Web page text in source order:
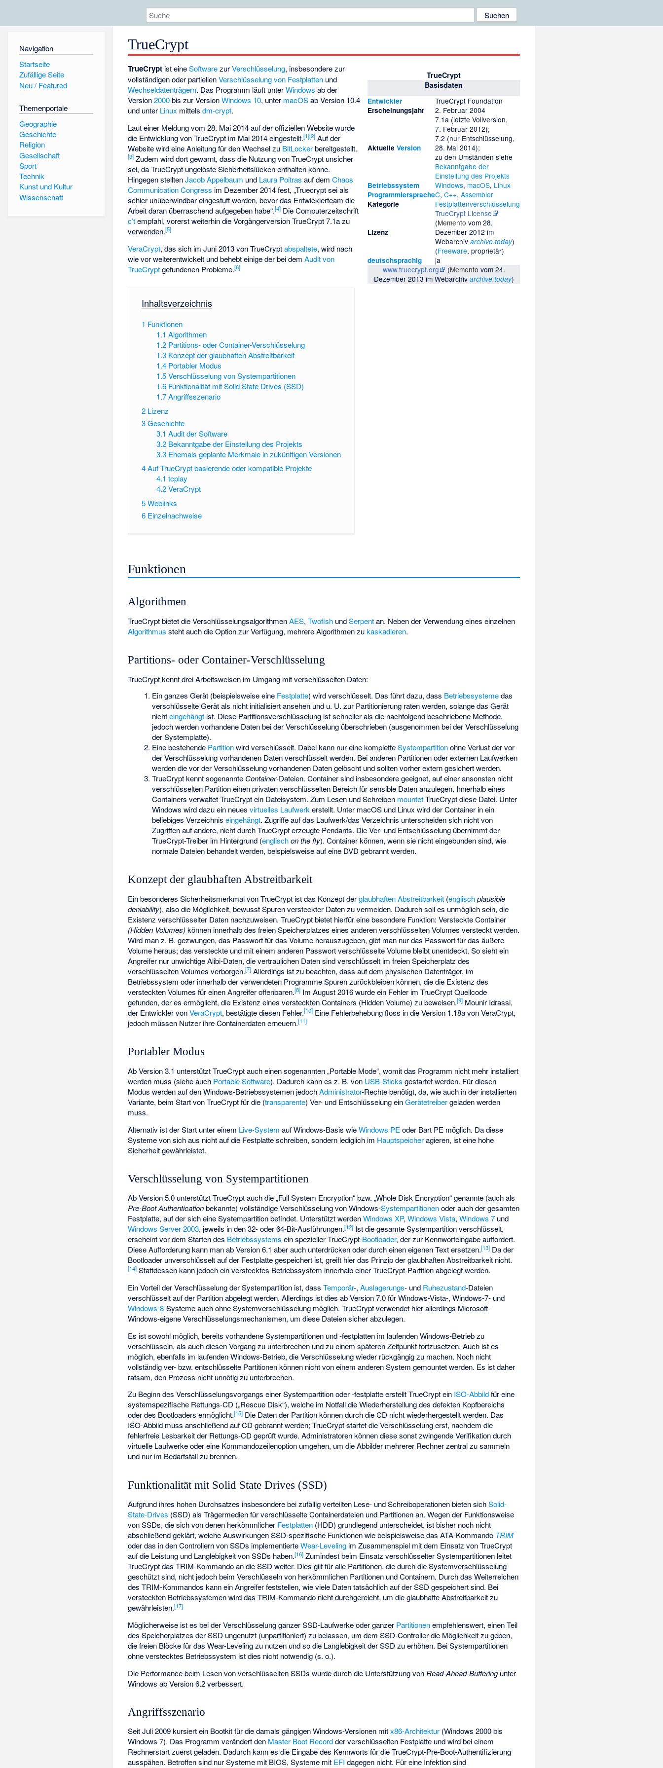
Navigation
Startseite
Zufällige Seite
Neu / Featured
Themenportale
Geographie
Geschichte
Religion
Gesellschaft
Sport
Technik
Kunst und Kultur
Wissenschaft
TrueCrypt
TrueCrypt
Basisdaten
Entwickler TrueCrypt Foundation
Erscheinungsjahr 2. Februar 2004
AktuelleVersion
7.1a (letzte Vollversion,
7. Februar 2012);
7.2 (nur Entschlüsselung,
28. Mai 2014);
zu den Umständen siehe
Bekanntgabe der
Einstellung des Projekts
Betriebssystem Windows, macOS, Linux
ProgrammierspracheC,C++,Assembler
Kategorie Festplattenverschlüsselung
Lizenz
TrueCrypt License
(Memento vom 28.
Dezember 2012 im
Webarchivarchive.today)
(Freeware, proprietär)
deutschsprachig
ja
www.truecrypt.org
(Memento vom 24.
Dezember 2013 im Webarchiv archive.today)
TrueCrypt ist eineSoftwarezurVerschlüsselung, insbesondere zur
vollständigen oder partiellenVerschlüsselung von Festplatten und
Wechseldatenträgern. Das Programm läuft unterWindows ab der
Version2000bis zur VersionWindows 10, unter macOSab Version 10.4
und unter Linux mittelsdm-crypt.
Laut einer Meldung vom 28. Mai 2014 auf der offiziellen Website wurde
die Entwicklung von TrueCrypt im Mai 2014 eingestellt.[1][2] Auf der
Website wird eine Anleitung für den Wechsel zu BitLockerbereitgestellt.
[3] Zudem wird dort gewarnt, dass die Nutzung von TrueCrypt unsicher
sei, da TrueCrypt ungelöste Sicherheitslücken enthalten könne.
Hingegen stelltenJacob Appelbaum und Laura Poitras auf demChaos
Communication Congress im Dezember 2014 fest, „Truecrypt sei als
schier unüberwindbar eingestuft worden, bevor das Entwicklerteam die
Arbeit daran überraschend aufgegeben habe“.[4] Die Computerzeitschrift
c’tempfahl, vorerst weiterhin die Vorgängerversion TrueCrypt 7.1a zu
verwenden.[5]
VeraCrypt, das sich im Juni 2013 von TrueCryptabspaltete, wird nach
wie vor weiterentwickelt und behebt einige der bei demAudit von
TrueCryptgefundenen Probleme.[6]
Inhaltsverzeichnis
1 Funktionen
1.1 Algorithmen
1.2 Partitions- oder Container-Verschlüsselung
1.3 Konzept der glaubhaften Abstreitbarkeit
1.4 Portabler Modus
1.5 Verschlüsselung von Systempartitionen
1.6 Funktionalität mit Solid State Drives (SSD)
1.7 Angriffsszenario
2 Lizenz
3Geschichte
3.1 Audit der Software
3.2 Bekanntgabe der Einstellung des Projekts
3.3 Ehemals geplante Merkmale in zukünftigen Versionen
4Auf TrueCrypt basierende oder kompatible Projekte
4.1 tcplay
4.2 VeraCrypt
5Weblinks
6 Einzelnachweise
Funktionen
Algorithmen
TrueCrypt bietet die VerschlüsselungsalgorithmenAES,Twofish undSerpentan. Neben der Verwendung eines einzelnen
Algorithmus steht auch die Option zur Verfügung, mehrere Algorithmen zukaskadieren.
Partitions- oder Container-Verschlüsselung
TrueCrypt kennt drei Arbeitsweisen im Umgang mit verschlüsselten Daten:
Ein ganzes Gerät (beispielsweise eine Festplatte) wird verschlüsselt. Das führt dazu, dass Betriebssystemedas
verschlüsselte Gerät als nicht initialisiert ansehen und u. U. zur Partitionierung raten werden, solange das Gerät
nichteingehängt ist. Diese Partitionsverschlüsselung ist schneller als die nachfolgend beschriebene Methode,
jedoch werden vorhandene Daten bei der Verschlüsselung überschrieben (ausgenommen bei der Verschlüsselung
der Systemplatte).
Eine bestehende Partitionwird verschlüsselt. Dabei kann nur eine kompletteSystempartitionohne Verlust der vor
der Verschlüsselung vorhandenen Daten verschlüsselt werden. Bei anderen Partitionen oder externen Laufwerken
werden die vor der Verschlüsselung vorhandenen Daten gelöscht und sollten vorher extern gesichert werden.
TrueCrypt kennt sogenannte Container-Dateien. Container sind insbesondere geeignet, auf einer ansonsten nicht
verschlüsselten Partition einen privaten verschlüsselten Bereich für sensible Daten anzulegen. Innerhalb eines
Containers verwaltet TrueCrypt ein Dateisystem. Zum Lesen und Schreiben mountetTrueCrypt diese Datei. Unter
Windows wird dazu ein neues virtuelles Laufwerk erstellt. Unter macOS und Linux wird der Container in ein
beliebiges Verzeichnis eingehängt. Zugriffe auf das Laufwerk/das Verzeichnis unterscheiden sich nicht von
Zugriffen auf andere, nicht durch TrueCrypt erzeugte Pendants. Die Ver- und Entschlüsselung übernimmt der
TrueCrypt-Treiber im Hintergrund (englischon the fly). Container können, wenn sie nicht eingebunden sind, wie
normale Dateien behandelt werden, beispielsweise auf eine DVD gebrannt werden.
Konzept der glaubhaften Abstreitbarkeit
Ein besonderes Sicherheitsmerkmal von TrueCrypt ist das Konzept derglaubhaften Abstreitbarkeit (englisch plausible
deniability), also die Möglichkeit, bewusst Spuren versteckter Daten zu vermeiden. Dadurch soll es unmöglich sein, die
Existenz verschlüsselter Daten nachzuweisen. TrueCrypt bietet hierfür eine besondere Funktion: Versteckte Container
(Hidden Volumes)können innerhalb des freien Speicherplatzes eines anderen verschlüsselten Volumes versteckt werden.
Wird man z. B. gezwungen, das Passwort für das Volume herauszugeben, gibt man nur das Passwort für das äußere
Volume heraus; das versteckte und mit einem anderen Passwort verschlüsselte Volume bleibt unentdeckt. So sieht ein
Angreifer nur unwichtige Alibi-Daten, die vertraulichen Daten sind verschlüsselt im freien Speicherplatz des
verschlüsselten Volumes verborgen.[7] Allerdings ist zu beachten, dass auf dem physischen Datenträger, im
Betriebssystem oder innerhalb der verwendeten Programme Spuren zurückbleiben können, die die Existenz des
versteckten Volumes für einen Angreifer offenbaren.[8] Im August 2016 wurde ein Fehler im TrueCrypt Quellcode
gefunden, der es ermöglicht, die Existenz eines versteckten Containers (Hidden Volume) zu beweisen.[9] Mounir Idrassi,
der Entwickler vonVeraCrypt, bestätigte diesen Fehler.[10] Eine Fehlerbehebung floss in die Version 1.18a von VeraCrypt,
jedoch müssen Nutzer ihre Containerdaten erneuern.[11]
Portabler Modus
Ab Version 3.1 unterstützt TrueCrypt auch einen sogenannten „Portable Mode“, womit das Programm nicht mehr installiert
werden muss (siehe auch Portable Software). Dadurch kann es z. B. von USB-Sticks gestartet werden. Für diesen
Modus werden auf den Windows-Betriebssystemen jedochAdministrator-Rechte benötigt, da, wie auch in der installierten
Variante, beim Start von TrueCrypt für die (transparente) Ver- und Entschlüsselung einGerätetreibergeladen werden
muss.
Alternativ ist der Start unter einem Live-System auf Windows-Basis wieWindows PE oder Bart PE möglich. Da diese
Systeme von sich aus nicht auf die Festplatte schreiben, sondern lediglich im Hauptspeicheragieren, ist eine hohe
Sicherheit gewährleistet.
Verschlüsselung von Systempartitionen
Ab Version 5.0 unterstützt TrueCrypt auch die „Full System Encryption“ bzw. „Whole Disk Encryption“ genannte (auch als
Pre-Boot Authenticationbekannte) vollständige Verschlüsselung von Windows-Systempartitionenoder auch der gesamten
Festplatte, auf der sich eine Systempartition befindet. Unterstützt werdenWindows XP,Windows Vista,Windows 7 und
Windows Server 2003, jeweils in den 32- oder 64-Bit-Ausführungen.[12] Ist die gesamte Systempartition verschlüsselt,
erscheint vor dem Starten des Betriebssystems ein spezieller TrueCrypt-Bootloader, der zur Kennworteingabe auffordert.
Diese Aufforderung kann man ab Version 6.1 aber auch unterdrücken oder durch einen eigenen Text ersetzen.[13] Da der
Bootloader unverschlüsselt auf der Festplatte gespeichert ist, greift hier das Prinzip der glaubhaften Abstreitbarkeit nicht.
[14] Stattdessen kann jedoch ein verstecktes Betriebssystem innerhalb einer TrueCrypt-Partition abgelegt werden.
Ein Vorteil der Verschlüsselung der Systempartition ist, dassTemporär-,Auslagerungs- und Ruhezustand-Dateien
verschlüsselt auf der Partition abgelegt werden. Allerdings ist dies ab Version 7.0 für Windows-Vista-, Windows-7- und
Windows-8-Systeme auch ohne Systemverschlüsselung möglich. TrueCrypt verwendet hier allerdings Microsoft-
Windows-eigene Verschlüsselungsmechanismen, um diese Dateien sicher abzulegen.
Es ist sowohl möglich, bereits vorhandene Systempartitionen und -festplatten im laufenden Windows-Betrieb zu
verschlüsseln, als auch diesen Vorgang zu unterbrechen und zu einem späteren Zeitpunkt fortzusetzen. Auch ist es
möglich, ebenfalls im laufenden Windows-Betrieb, die Verschlüsselung wieder rückgängig zu machen. Noch nicht
vollständig ver- bzw. entschlüsselte Partitionen können nicht von einem anderen System gemountet werden. Es ist daher
ratsam, den Prozess nicht unnötig zu unterbrechen.
Zu Beginn des Verschlüsselungsvorgangs einer Systempartition oder -festplatte erstellt TrueCrypt ein ISO-Abbildfür eine
systemspezifische Rettungs-CD („Rescue Disk“), welche im Notfall die Wiederherstellung des defekten Kopfbereichs
oder des Bootloaders ermöglicht.[15] Die Daten der Partition können durch die CD nicht wiederhergestellt werden. Das
ISO-Abbild muss anschließend auf CD gebrannt werden; TrueCrypt startet die Verschlüsselung erst, nachdem die
fehlerfreie Lesbarkeit der Rettungs-CD geprüft wurde. Administratoren können diese sonst zwingende Verifikation durch
virtuelle Laufwerke oder eine Kommandozeilenoption umgehen, um die Abbilder mehrerer Rechner zentral zu sammeln
und nur im Bedarfsfall zu brennen.
Funktionalität mit Solid State Drives (SSD)
Aufgrund ihres hohen Durchsatzes insbesondere bei zufällig verteilten Lese- und Schreiboperationen bieten sichSolid-
State-Drives (SSD) als Trägermedien für verschlüsselte Containerdateien und Partitionen an. Wegen der Funktionsweise
von SSDs, die sich von denen herkömmlicher Festplatten (HDD) grundlegend unterscheidet, ist bisher noch nicht
abschließend geklärt, welche Auswirkungen SSD-spezifische Funktionen wie beispielsweise das ATA-Kommando TRIM
oder das in den Controllern von SSDs implementierteWear-Leveling im Zusammenspiel mit dem Einsatz von TrueCrypt
auf die Leistung und Langlebigkeit von SSDs haben.[16] Zumindest beim Einsatz verschlüsselter Systempartitionen leitet
TrueCrypt das TRIM-Kommando an die SSD weiter. Dies gilt für alle Partitionen, die durch die Systemverschlüsselung
geschützt sind, nicht jedoch beim Verschlüsseln von herkömmlichen Partitionen und Containern. Durch das Weiterreichen
des TRIM-Kommandos kann ein Angreifer feststellen, wie viele Daten tatsächlich auf der SSD gespeichert sind. Bei
versteckten Betriebssystemen wird das TRIM-Kommando nicht durchgereicht, um die glaubhafte Abstreitbarkeit zu
gewährleisten.[17]
Möglicherweise ist es bei der Verschlüsselung ganzer SSD-Laufwerke oder ganzer Partitionenempfehlenswert, einen Teil
des Speicherplatzes der SSD ungenutzt (unpartitioniert) zu belassen, um dem SSD-Controller die Möglichkeit zu geben,
die freien Blöcke für das Wear-Leveling zu nutzen und so die Langlebigkeit der SSD zu erhöhen. Bei Systempartitionen
ohne verstecktes Betriebssystem ist dies nicht notwendig (s. o.).
Die Performance beim Lesen von verschlüsselten SSDs wurde durch die Unterstützung von Read-Ahead-Bufferingunter
Windows ab Version 6.2 verbessert.
Angriffsszenario
Seit Juli 2009 kursiert ein Bootkitfür die damals gängigen Windows-Versionen mitx86-Architektur (Windows 2000 bis
Windows 7). Das Programm verändert den Master Boot Recordder verschlüsselten Festplatte und wird bei einem
Rechnerstart zuerst geladen. Dadurch kann es die Eingabe des Kennworts für die TrueCrypt-Pre-Boot-Authentifizierung
ausspähen. Betroffen sind nur Systeme mit BIOS, Systeme mit EFI dagegen nicht. Für eine Infektion sind